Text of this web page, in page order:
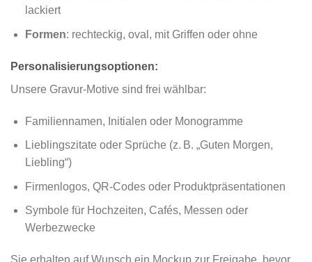
lackiert
Formen: rechteckig, oval, mit Griffen oder ohne
Personalisierungsoptionen:
Unsere Gravur-Motive sind frei wählbar:
Familiennamen, Initialen oder Monogramme
Lieblingszitate oder Sprüche (z. B. „Guten Morgen,
Liebling“)
Firmenlogos, QR-Codes oder Produktpräsentationen
Symbole für Hochzeiten, Cafés, Messen oder
Werbezwecke